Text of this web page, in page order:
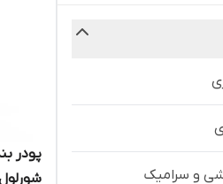
و سرامیک
پودر